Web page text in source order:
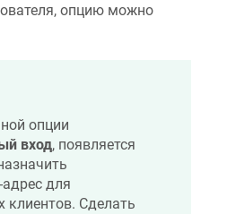
опцию можно
опции
вход, появляется
для
Сделать